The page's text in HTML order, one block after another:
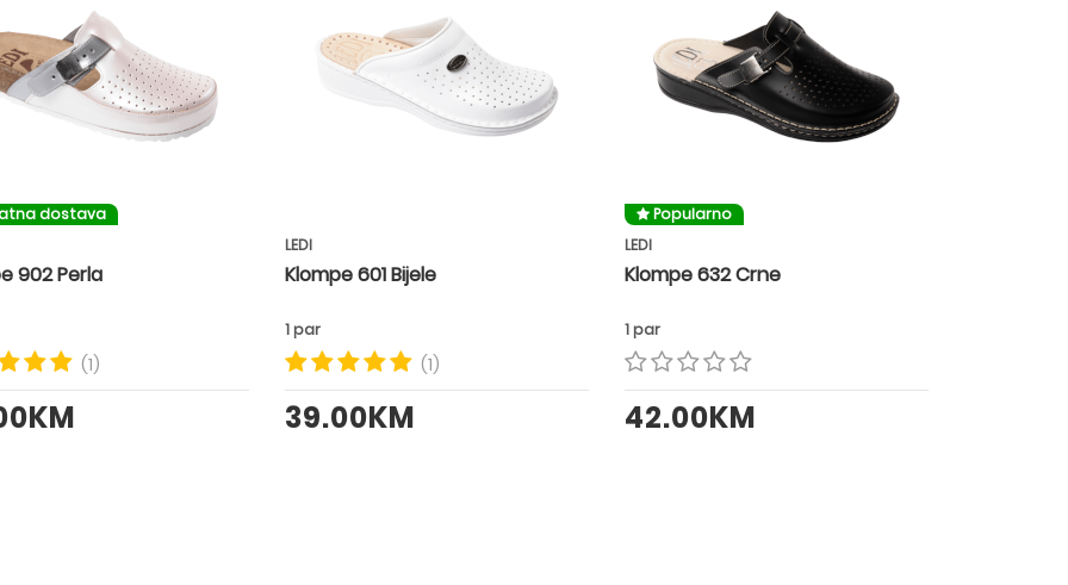
dostava
902 Perla
(1)
LEDI
Klompe 601 Bijele
1 par
(1)
39.00KM
Popularno
LEDI
Klompe 632 Crne
1 par
42.00KM